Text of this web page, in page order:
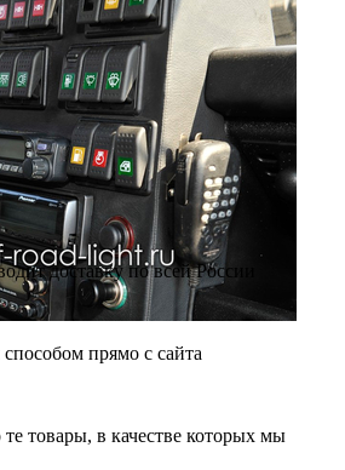
доставку по всей России
прямо с сайта
товары, в качестве которых мы